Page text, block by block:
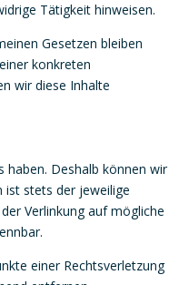
Tätigkeit hinweisen.
Gesetzen bleiben
konkreten
wir diese Inhalte
haben. Deshalb können wir
ist stets der jeweilige
Verlinkung auf mögliche
einer Rechtsverletzung